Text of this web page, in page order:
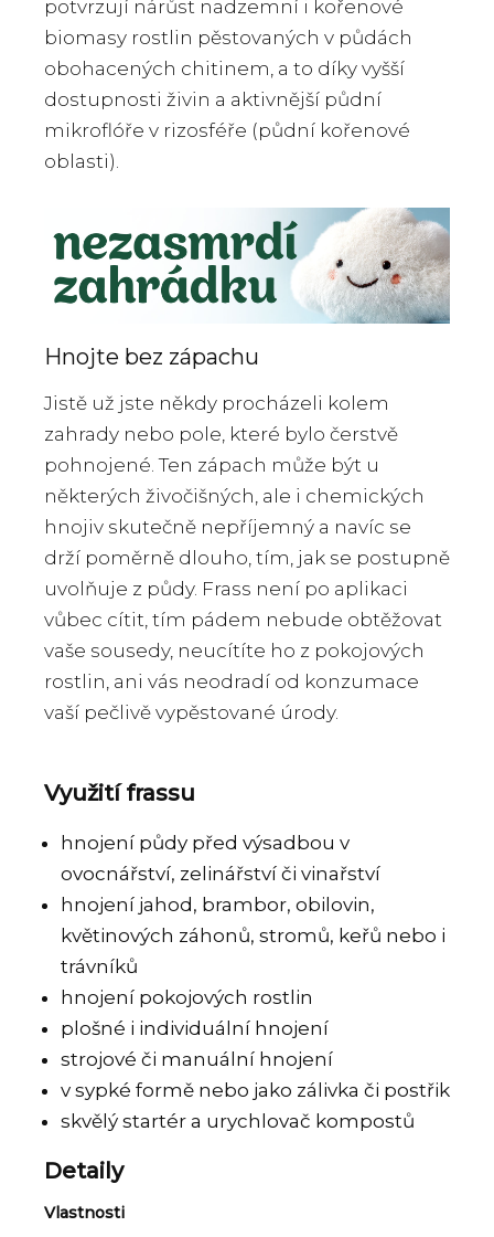
potvrzují nárůst nadzemní i kořenové
biomasy rostlin pěstovaných v půdách
obohacených chitinem, a to díky vyšší
dostupnosti živin a aktivnější půdní
mikroflóře v rizosféře (půdní kořenové
oblasti).
Hnojte bez zápachu
Jistě už jste někdy procházeli kolem
zahrady nebo pole, které bylo čerstvě
pohnojené. Ten zápach může být u
některých živočišných, ale i chemických
hnojiv skutečně nepříjemný a navíc se
drží poměrně dlouho, tím, jak se postupně
uvolňuje z půdy. Frass není po aplikaci
vůbec cítit, tím pádem nebude obtěžovat
vaše sousedy, neucítíte ho z pokojových
rostlin, ani vás neodradí od konzumace
vaší pečlivě vypěstované úrody.
Využití frassu
hnojení půdy před výsadbou v
ovocnářství, zelinářství či vinařství
hnojení jahod, brambor, obilovin,
květinových záhonů, stromů, keřů nebo i
trávníků
hnojení pokojových rostlin
plošné i individuální hnojení
strojové či manuální hnojení
v sypké formě nebo jako zálivka či postřik
skvělý startér a urychlovač kompostů
Detaily
Vlastnosti